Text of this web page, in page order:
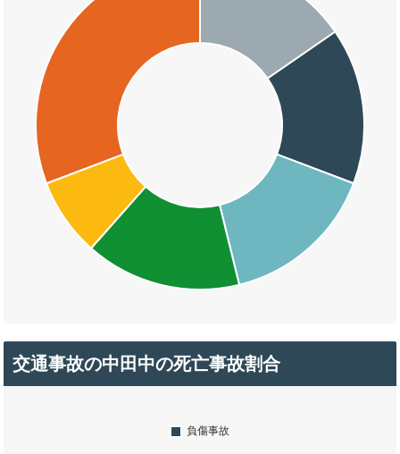
交通事故の中田中の死亡事故割合